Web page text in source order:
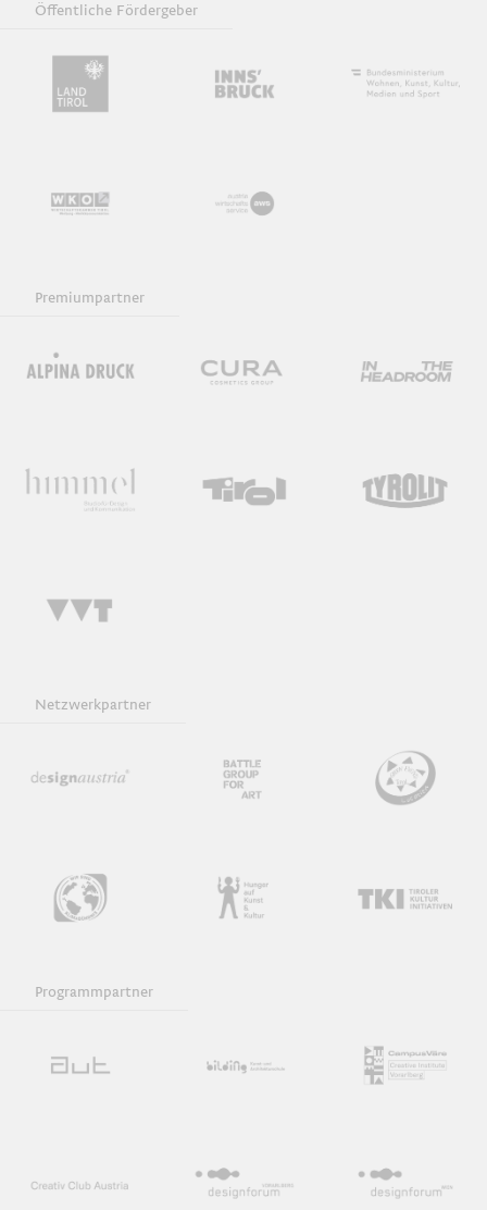
Öffentliche Fördergeber
Premiumpartner
Netzwerkpartner
Programmpartner